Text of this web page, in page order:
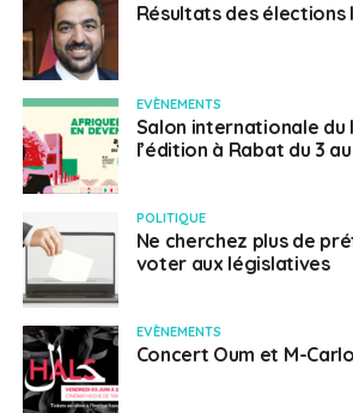
Résultats des élections
EVÈNEMENTS
Salon internationale du
l’édition à Rabat du 3 au
POLITIQUE
Ne cherchez plus de
voter aux législatives
EVÈNEMENTS
Concert Oum et M-